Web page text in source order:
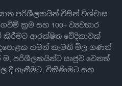
පරිශීලකයින් විසින් විශ්වාස
ක්‍රම සහ 100+ ව්‍යවහාර
කිරීමට ආරක්ෂිත වේදිකාවක්
තමන් කැමති මිල ගණන්
ම, පරිශීලකයින්ට ඍජුව වෙනත්
දී ගැනීමට, විකිණීමට සහ